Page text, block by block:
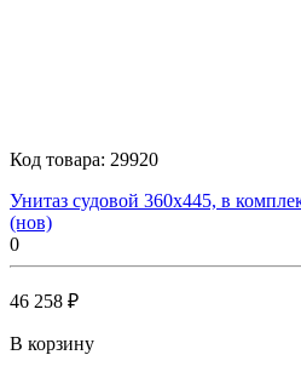
Код товара: 29920
Унитаз судовой 360х445, в
(нов)
0
46 258 ₽
В корзину